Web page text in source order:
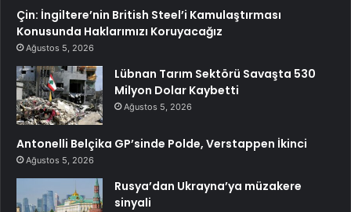
Çin: İngiltere’nin British Steel’i Kamulaştırması
Konusunda Haklarımızı Koruyacağız
Ağustos 5, 2026
Lübnan Tarım Sektörü Savaşta 530
Milyon Dolar Kaybetti
Ağustos 5, 2026
Antonelli Belçika GP’sinde Polde, Verstappen İkinci
Ağustos 5, 2026
Rusya’dan Ukrayna’ya müzakere
sinyali